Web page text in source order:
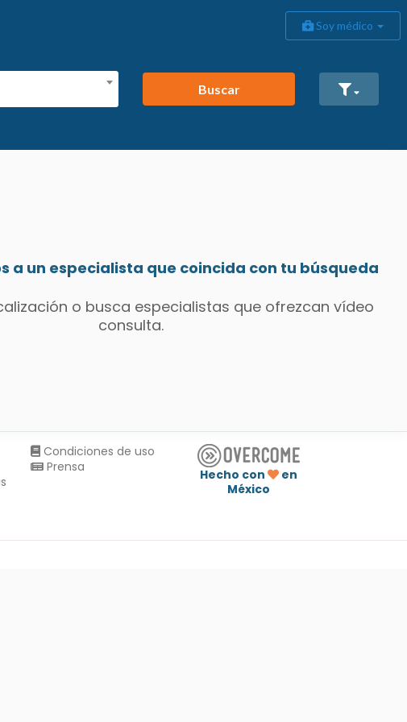
Soy médico
Buscar
a un especialista que coincida con tu búsqueda
o busca especialistas que ofrezcan vídeo
consulta.
Condiciones de uso
Prensa
Hecho con
en
México